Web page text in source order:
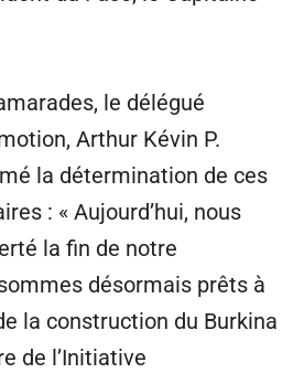
le délégué
Arthur Kévin P.
la détermination de ces
: « Aujourd’hui, nous
la fin de notre
désormais prêts à
la construction du Burkina
de l’Initiative